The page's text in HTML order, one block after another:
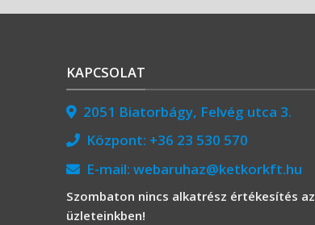
KAPCSOLAT
2051 Biatorbágy, Felvég utca 3.
Központ: +36 23 530 570
E-mail: webaruhaz@ketkorkft.hu
Szombaton nincs alkatrész értékesítés az
üzleteinkben!